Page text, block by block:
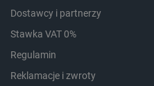
Dostawcy i partnerzy
Stawka VAT 0%
Regulamin
Reklamacje i zwroty